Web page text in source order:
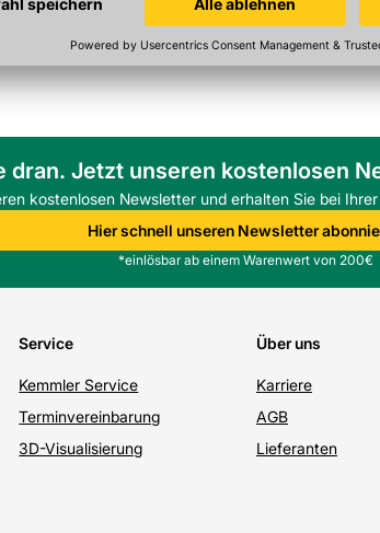
dran. Jetzt unseren kostenlosen
kostenlosen Newsletter und erhalten Sie bei
Hier schnell unseren Newsletter
*einlösbar ab einem Warenwert von 200€
Service
Kemmler Service
Terminvereinbarung
3D-Visualisierung
Über uns
Karriere
AGB
Lieferanten